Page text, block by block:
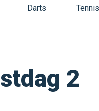
Darts Tennis
2